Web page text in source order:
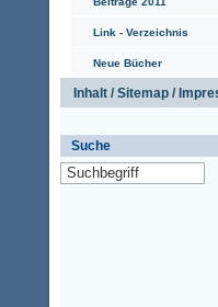
Link - Verzeichnis
Neue Bücher
Inhalt / Sitemap /
Suche